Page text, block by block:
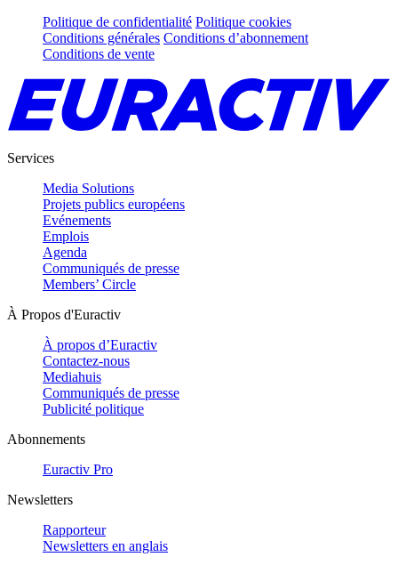
Politique de confidentialité Politique cookies
Conditions générales Conditions d’abonnement
Conditions de vente
Services
Media Solutions
Projets publics européens
Evénements
Emplois
Agenda
Communiqués de presse
Members’ Circle
À Propos d'Euractiv
À propos d’Euractiv
Contactez-nous
Mediahuis
Communiqués de presse
Publicité politique
Abonnements
Euractiv Pro
Newsletters
Rapporteur
Newsletters en anglais